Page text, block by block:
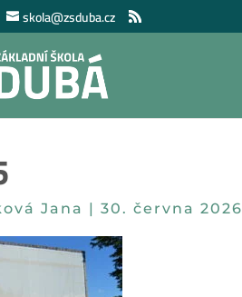
skola@zsduba.cz
Jana | 30. června 2026